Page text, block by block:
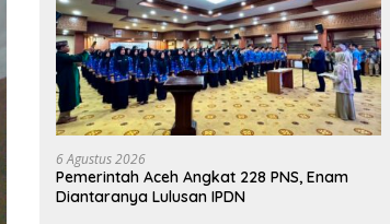
6 Agustus 2026
Pemerintah Aceh Angkat 228 PNS, Enam
Diantaranya Lulusan IPDN